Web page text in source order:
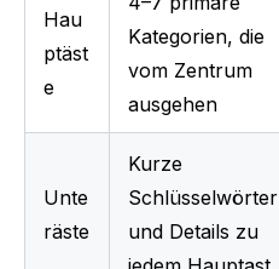
Hau
ptäst
e
Kategorien, die
vom Zentrum
ausgehen
Unte
räste
Kurze
Schlüsselwörter
und Details zu